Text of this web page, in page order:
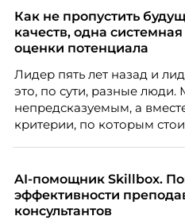
Как не пропустить
качеств, одна
оценки потенциала
Лидер пять лет назад и
это, по сути, разные люди.
непредсказуемым, а
критерии, по которым
«свадебного генерала»,
системы оценки часто
людей и как выявить
AI-помощник Skillbox.
эффективности
консультантов